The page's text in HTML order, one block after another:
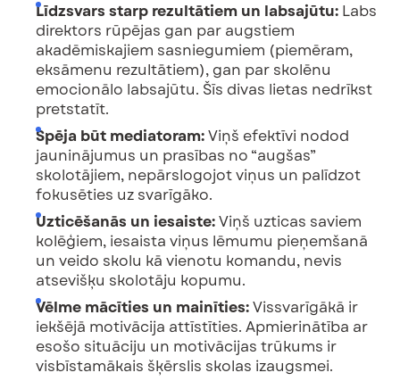
Līdzsvars starp rezultātiem un labsajūtu: Labs
direktors rūpējas gan par augstiem
akadēmiskajiem sasniegumiem (piemēram,
eksāmenu rezultātiem), gan par skolēnu
emocionālo labsajūtu. Šīs divas lietas nedrīkst
pretstatīt.
Spēja būt mediatoram:Viņš efektīvi nodod
jauninājumus un prasības no “augšas”
skolotājiem, nepārslogojot viņus un palīdzot
fokusēties uz svarīgāko.
Uzticēšanās un iesaiste:Viņš uzticas saviem
kolēģiem, iesaista viņus lēmumu pieņemšanā
un veido skolu kā vienotu komandu, nevis
atsevišķu skolotāju kopumu.
Vēlme mācīties un mainīties:Vissvarīgākā ir
iekšējā motivācija attīstīties. Apmierinātība ar
esošo situāciju un motivācijas trūkums ir
visbīstamākais šķērslis skolas izaugsmei.